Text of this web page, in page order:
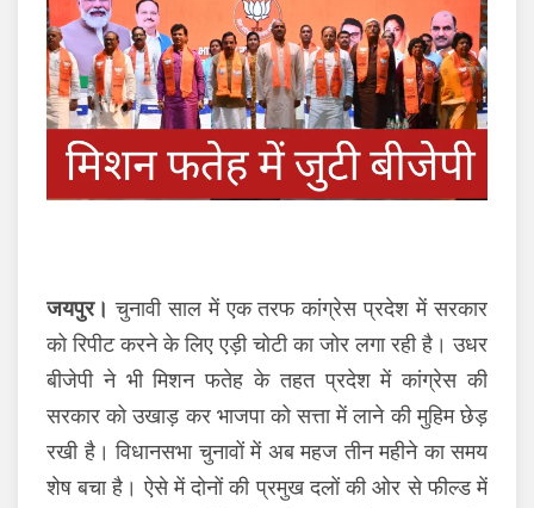
जयपुर। चुनावी साल में एक तरफ कांग्रेस प्रदेश में सरकार
को रिपीट करने के लिए एड़ी चोटी का जोर लगा रही है। उधर
बीजेपी ने भी मिशन फतेह के तहत प्रदेश में कांग्रेस की
सरकार को उखाड़ कर भाजपा को सत्ता में लाने की मुहिम छेड़
रखी है। विधानसभा चुनावों में अब महज तीन महीने का समय
शेष बचा है। ऐसे में दोनों की प्रमुख दलों की ओर से फील्ड में